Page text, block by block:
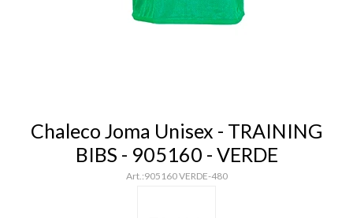
Chaleco Joma Unisex - TRAINING
BIBS - 905160 - VERDE
905160 VERDE-480